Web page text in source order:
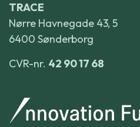
TRACE
Nørre Havnegade 43, 5
6400 Sønderborg
CVR-nr. 42 90 17 68